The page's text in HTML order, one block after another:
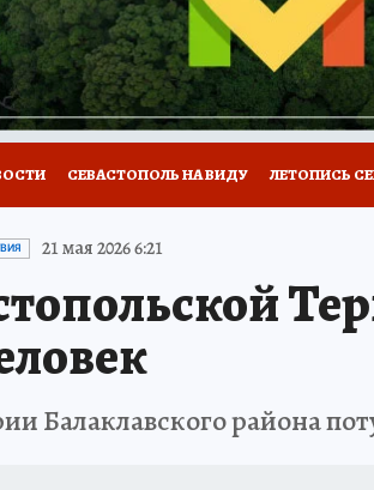
РЕКЛАМА ТЕСТЫ НОВОЕ НА
СЕВАСТОПОЛЬ НА ВИДУ ЛЕТОПИСЬ
РОССИЯ ПРОИСШЕСТВИЯ
21 мая 2026 6:21
Балаклавского района